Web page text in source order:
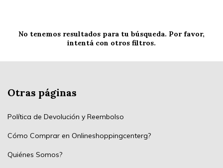
No tenemos resultados para tu búsqueda. Por favor,
intentá con otros filtros.
Otras páginas
Política de Devolución y Reembolso
Cómo Comprar en Onlineshoppingcenterg?
Quiénes Somos?